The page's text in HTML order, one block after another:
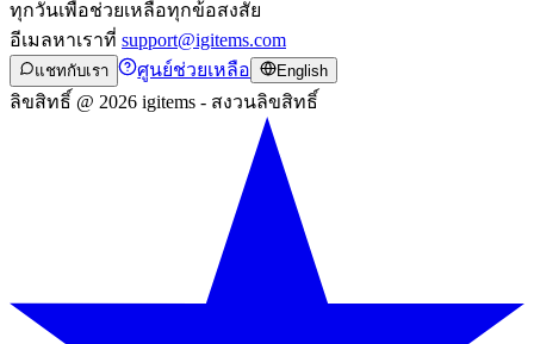
ทุกวันเพื่อช่วยเหลือทุกข้อสงสัย
อีเมลหาเราที่ support@igitems.com
แชทกับเรา ศูนย์ช่วยเหลือ English
ลิขสิทธิ์ @ 2026 igitems - สงวนลิขสิทธิ์